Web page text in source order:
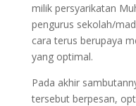
milik persyarikatan
pengurus sekolah/
cara terus berupaya
yang optimal.
Pada akhir
tersebut berpesan,